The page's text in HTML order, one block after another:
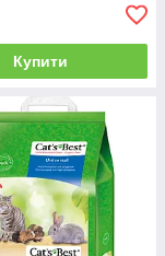
Купити